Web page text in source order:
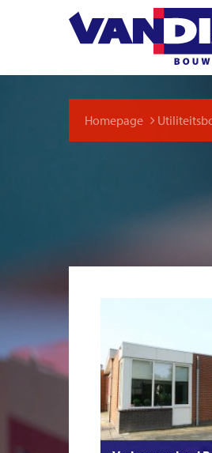
Homepage